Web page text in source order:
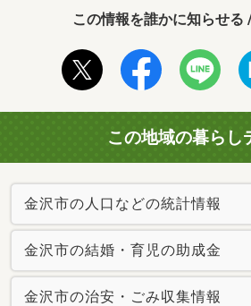
この情報を誰かに知らせる
この地域の暮らし
金沢市の人口などの統計情報
金沢市の結婚・育児の助成金
金沢市の治安・ごみ収集情報